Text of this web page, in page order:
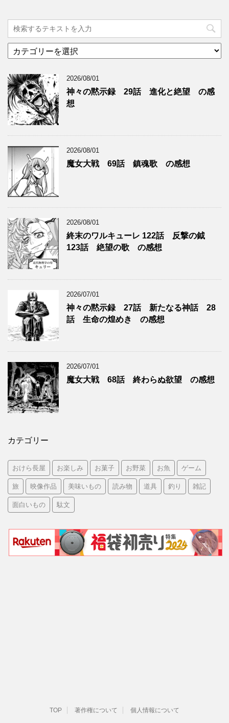
テ
リ
ー
2026/08/01
神々の黙示録 29話 進化と絶望 の感
想
2026/08/01
魔女大戦 69話 鎮魂歌 の感想
2026/08/01
終末のワルキューレ 122話 反撃の鉞
123話 絶望の歌 の感想
2026/07/01
神々の黙示録 27話 新たなる神話 28
話 生命の煌めき の感想
2026/07/01
魔女大戦 68話 終わらぬ欲望 の感想
カテゴリー
おけら長屋 お楽しみ お菓子 お野菜 お魚 ゲーム
旅 映像作品 美味いもの 読み物 道具 釣り 雑記
面白いもの 駄文
TOP 著作権について 個人情報について